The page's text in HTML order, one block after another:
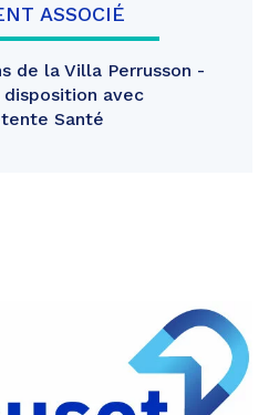
ASSOCIÉ
de la Villa Perrusson -
avec
Santé